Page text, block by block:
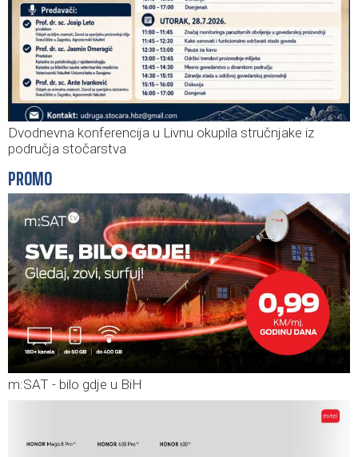
Dvodnevna konferencija u Livnu okupila stručnjake iz
područja stočarstva
PROMO
m:SAT - bilo gdje u BiH